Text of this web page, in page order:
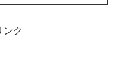
ンク